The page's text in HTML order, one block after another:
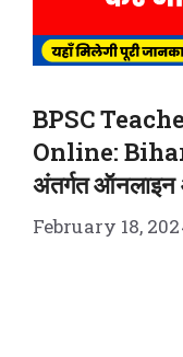
BPSC
Online:
अंतर्गत
February 18,